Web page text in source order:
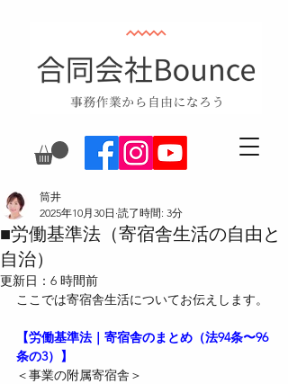
■労働基準法（寄宿舎生活の自由と
自治）
筒井
2025年10月30日 読了時間: 3分
更新日： 6 時間前
ここでは寄宿舎生活についてお伝えします。
【労働基準法｜寄宿舎のまとめ（法94条〜96
条の3）】
＜事業の附属寄宿舎＞